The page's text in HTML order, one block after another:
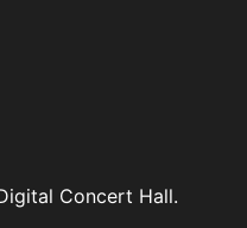
Concert Hall.